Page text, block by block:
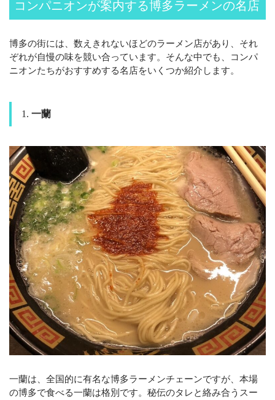
コンパニオンが案内する博多ラーメンの名店
博多の街には、数えきれないほどのラーメン店があり、それ
ぞれが自慢の味を競い合っています。そんな中でも、コンパ
ニオンたちがおすすめする名店をいくつか紹介します。
1. 一蘭
一蘭は、全国的に有名な博多ラーメンチェーンですが、本場
の博多で食べる一蘭は格別です。秘伝のタレと絡み合うスー